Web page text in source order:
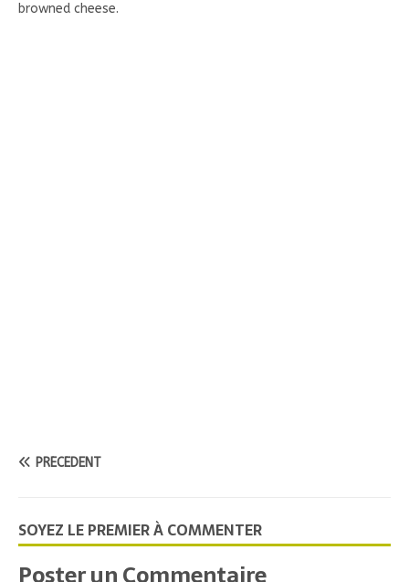
browned cheese.
PRÉCÉDENT
SOYEZ LE PREMIER À COMMENTER